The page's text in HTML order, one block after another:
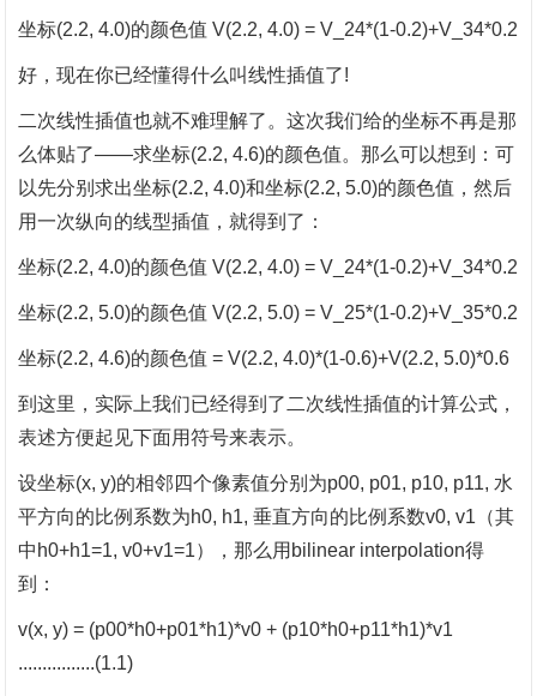
坐标(2.2, 4.0)的颜色值 V(2.2, 4.0) = V_24*(1-0.2)+V_34*0.2
好，现在你已经懂得什么叫线性插值了!
二次线性插值也就不难理解了。这次我们给的坐标不再是那
么体贴了——求坐标(2.2, 4.6)的颜色值。那么可以想到：可
以先分别求出坐标(2.2, 4.0)和坐标(2.2, 5.0)的颜色值，然后
用一次纵向的线型插值，就得到了：
坐标(2.2, 4.0)的颜色值 V(2.2, 4.0) = V_24*(1-0.2)+V_34*0.2
坐标(2.2, 5.0)的颜色值 V(2.2, 5.0) = V_25*(1-0.2)+V_35*0.2
坐标(2.2, 4.6)的颜色值 = V(2.2, 4.0)*(1-0.6)+V(2.2, 5.0)*0.6
到这里，实际上我们已经得到了二次线性插值的计算公式，
表述方便起见下面用符号来表示。
设坐标(x, y)的相邻四个像素值分别为p00, p01, p10, p11, 水
平方向的比例系数为h0, h1, 垂直方向的比例系数v0, v1（其
中h0+h1=1, v0+v1=1），那么用bilinear interpolation得
到：
v(x, y) = (p00*h0+p01*h1)*v0 + (p10*h0+p11*h1)*v1
................(1.1)